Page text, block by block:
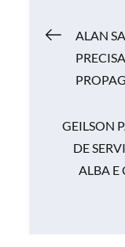
de
Post
ALAN
GEILSON
DE
ALBA E